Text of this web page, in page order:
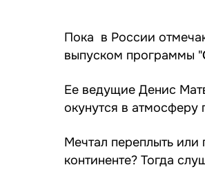
Пока в России
выпуском программы "
Ее ведущие Денис
окунутся в атмосферу
Мечтал переплыть или
континенте? Тогда